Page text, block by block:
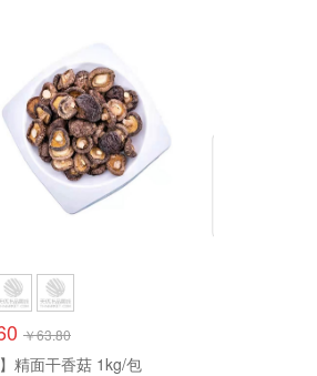
￥63.80
】精面干香菇 1kg/包